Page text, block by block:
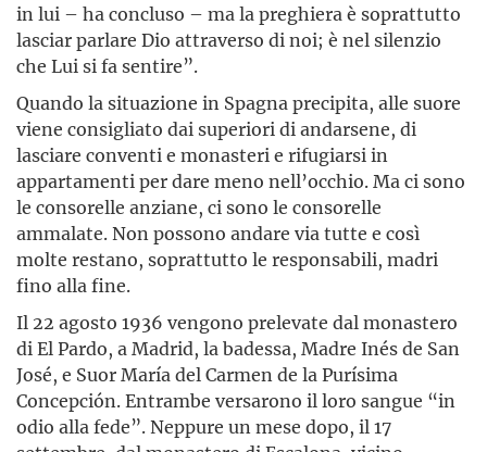
in lui – ha concluso – ma la preghiera è soprattutto
lasciar parlare Dio attraverso di noi; è nel silenzio
che Lui si fa sentire”.
Quando la situazione in Spagna precipita, alle suore
viene consigliato dai superiori di andarsene, di
lasciare conventi e monasteri e rifugiarsi in
appartamenti per dare meno nell’occhio. Ma ci sono
le consorelle anziane, ci sono le consorelle
ammalate. Non possono andare via tutte e così
molte restano, soprattutto le responsabili, madri
fino alla fine.
Il 22 agosto 1936 vengono prelevate dal monastero
di El Pardo, a Madrid, la badessa, Madre Inés de San
José, e Suor María del Carmen de la Purísima
Concepción. Entrambe versarono il loro sangue “in
odio alla fede”. Neppure un mese dopo, il 17